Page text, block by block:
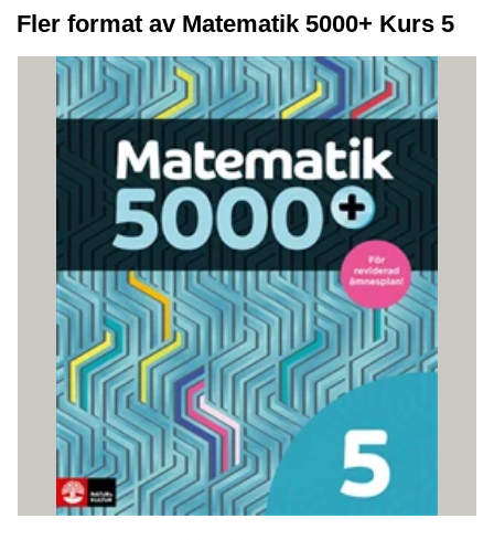
Fler format av Matematik 5000+ Kurs 5